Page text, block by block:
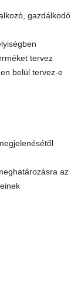
gazdálkodó
tervez
belül tervez-e
az